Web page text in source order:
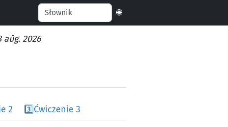
🌐
2026
2 3️⃣Ćwiczenie 3